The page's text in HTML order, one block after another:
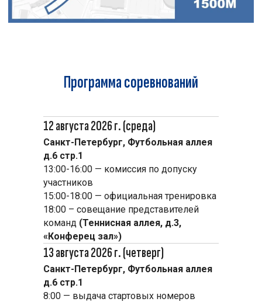
Программа соревнований
12 августа 2026 г. (среда)
Санкт-Петербург, Футбольная аллея
д.6 стр.1
13:00-16:00 — комиссия по допуску
участников
15:00-18:00 — официальная тренировка
18:00 – совещание представителей
команд (Теннисная аллея, д.3,
«Конферец зал»)
13 августа 2026 г. (четверг)
Санкт-Петербург, Футбольная аллея
д.6 стр.1
8:00 — выдача стартовых номеров